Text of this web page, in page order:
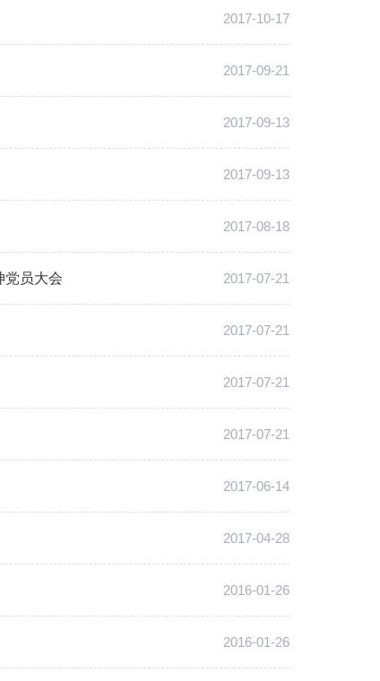
2017-10-17
2017-09-21
2017-09-13
2017-09-13
2017-08-18
党员大会 2017-07-21
2017-07-21
2017-07-21
2017-07-21
2017-06-14
2017-04-28
2016-01-26
2016-01-26